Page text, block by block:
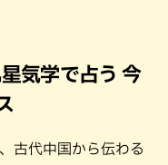
気学で占う 今
古代中国から伝わる